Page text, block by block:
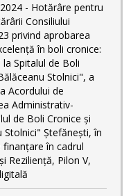
- Hotărâre pentru
Consiliului
privind aprobarea
în boli cronice:
Spitalul de Boli
Stolnici", a
Acordului de
Administrativ-
de Boli Cronice și
Stolnici" Ștefănești, în
în cadrul
Reziliență, Pilon V,